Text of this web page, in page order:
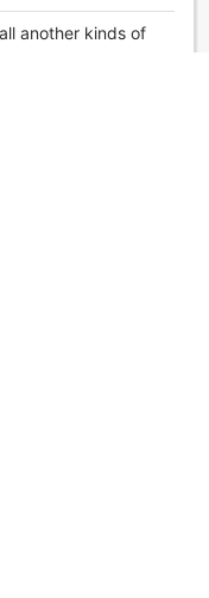
another kinds of